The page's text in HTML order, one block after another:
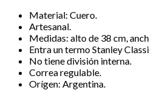
Material: Cuero.
Artesanal.
Medidas: alto de 38 cm,
Entra un termo Stanley
No tiene división interna.
Correa regulable.
Orígen: Argentina.